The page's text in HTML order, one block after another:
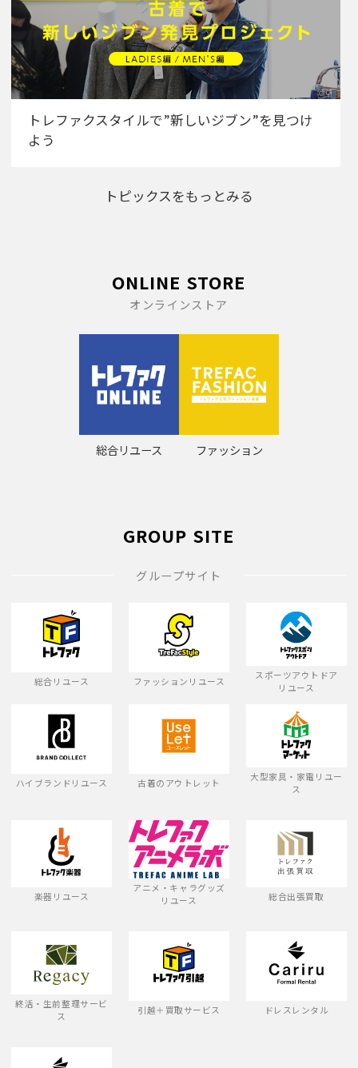
トレファクスタイルで”新しいジブン”を見つけ
よう
トピックスをもっとみる
ONLINE STORE
オンラインストア
総合リユース ファッション
GROUP SITE
グループサイト
総合リユース ファッションリユース
スポーツアウトドア
リユース
ハイブランドリユース 古着のアウトレット
大型家具・家電リユー
ス
楽器リユース
アニメ・キャラグッズ
リユース
総合出張買取
終活・生前整理サービ
ス
引越＋買取サービス ドレスレンタル